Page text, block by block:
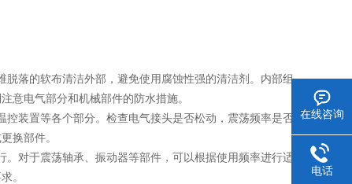
落的软布清洁外部，避免使用腐蚀性强的清洁剂。内部组
意电气部分和机械部件的防水措施。
装置等各个部分。检查电气接头是否松动，震荡频率是否
换部件。
对于震荡轴承、振动器等部件，可以根据使用频率进行适
。
在线咨询
电话